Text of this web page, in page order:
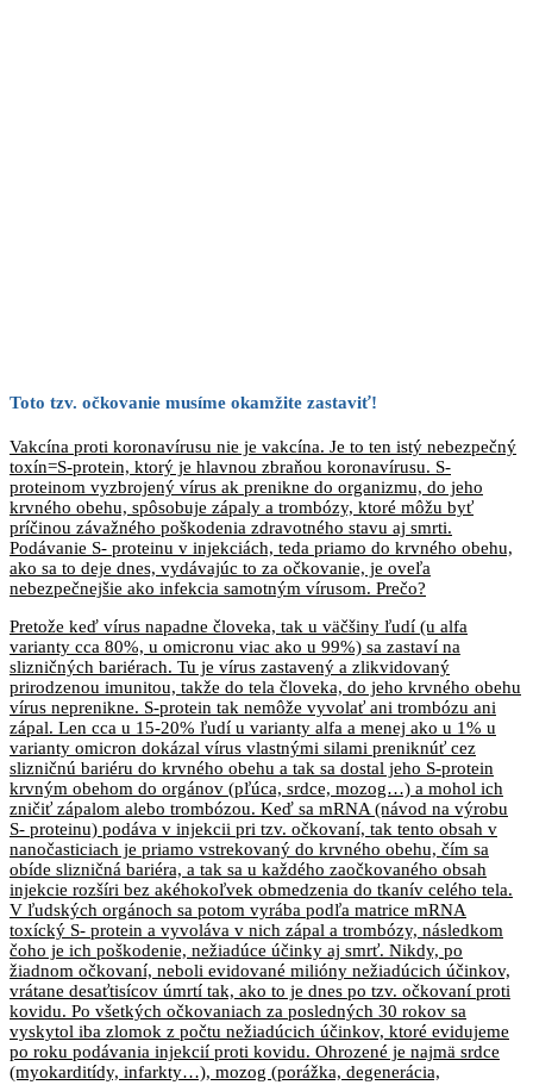
Toto tzv. očkovanie musíme okamžite zastaviť!
Vakcína proti koronavírusu nie je vakcína. Je to ten istý nebezpečný
toxín=S-protein, ktorý je hlavnou zbraňou koronavírusu. S-
proteinom vyzbrojený vírus ak prenikne do organizmu, do jeho
krvného obehu, spôsobuje zápaly a trombózy, ktoré môžu byť
príčinou závažného poškodenia zdravotného stavu aj smrti.
Podávanie S- proteinu v injekciách, teda priamo do krvného obehu,
ako sa to deje dnes, vydávajúc to za očkovanie, je oveľa
nebezpečnejšie ako infekcia samotným vírusom. Prečo?
Pretože keď vírus napadne človeka, tak u väčšiny ľudí (u alfa
varianty cca 80%, u omicronu viac ako u 99%) sa zastaví na
slizničných bariérach. Tu je vírus zastavený a zlikvidovaný
prirodzenou imunitou, takže do tela človeka, do jeho krvného obehu
vírus neprenikne. S-protein tak nemôže vyvolať ani trombózu ani
zápal. Len cca u 15-20% ľudí u varianty alfa a menej ako u 1% u
varianty omicron dokázal vírus vlastnými silami preniknúť cez
slizničnú bariéru do krvného obehu a tak sa dostal jeho S-protein
krvným obehom do orgánov (pľúca, srdce, mozog…) a mohol ich
zničiť zápalom alebo trombózou. Keď sa mRNA (návod na výrobu
S- proteinu) podáva v injekcii pri tzv. očkovaní, tak tento obsah v
nanočasticiach je priamo vstrekovaný do krvného obehu, čím sa
obíde slizničná bariéra, a tak sa u každého zaočkovaného obsah
injekcie rozšíri bez akéhokoľvek obmedzenia do tkanív celého tela.
V ľudských orgánoch sa potom vyrába podľa matrice mRNA
toxícký S- protein a vyvoláva v nich zápal a trombózy, následkom
čoho je ich poškodenie, nežiadúce účinky aj smrť. Nikdy, po
žiadnom očkovaní, neboli evidované milióny nežiadúcich účinkov,
vrátane desaťtisícov úmrtí tak, ako to je dnes po tzv. očkovaní proti
kovidu. Po všetkých očkovaniach za posledných 30 rokov sa
vyskytol iba zlomok z počtu nežiadúcich účinkov, ktoré evidujeme
po roku podávania injekcií proti kovidu. Ohrozené je najmä srdce
(myokarditídy, infarkty…), mozog (porážka, degenerácia,